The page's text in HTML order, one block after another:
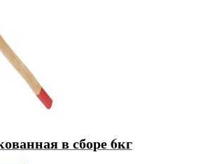
в сборе 6кг